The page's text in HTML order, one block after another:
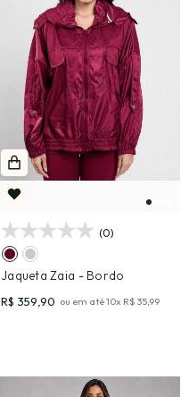
(0)
Jaqueta Zaia - Bordo
R$ 359,90 ou em até10x R$ 35,99